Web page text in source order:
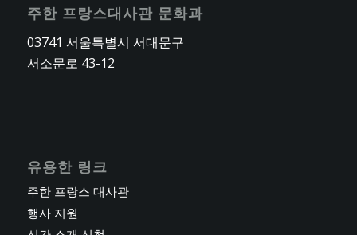
주한 프랑스대사관 문화과
03741 서울특별시 서대문구
서소문로 43-12
유용한 링크
주한 프랑스 대사관
행사 지원